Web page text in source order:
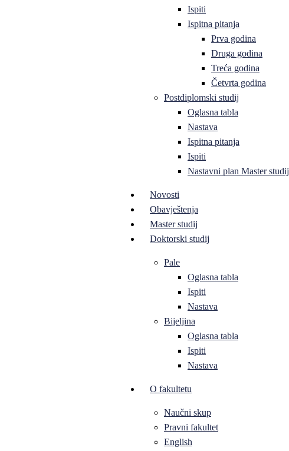
Ispiti
Ispitna pitanja
Prva godina
Druga godina
Treća godina
Četvrta godina
Postdiplomski studij
Oglasna tabla
Nastava
Ispitna pitanja
Ispiti
Nastavni plan Master studij
Novosti
Obavještenja
Master studij
Doktorski studij
Pale
Oglasna tabla
Ispiti
Nastava
Bijeljina
Oglasna tabla
Ispiti
Nastava
O fakultetu
Naučni skup
Pravni fakultet
English